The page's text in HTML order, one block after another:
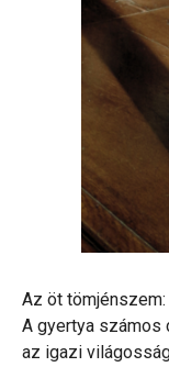
Az öt
A gyertya számos
az igazi